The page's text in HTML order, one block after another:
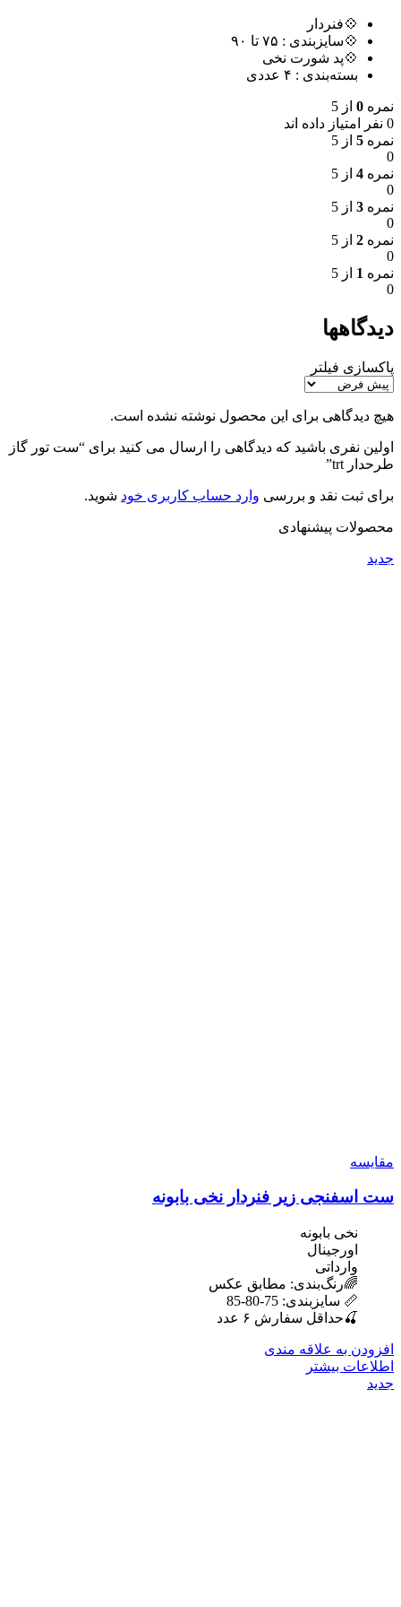
💠فنردار
💠سایزبندی : ٧۵ تا ٩٠
💠پد شورت نخی
بسته‌بندی : ۴ عددی
نمره 0 از 5
0 نفر امتیاز داده اند
نمره 5 از 5
0
نمره 4 از 5
0
نمره 3 از 5
0
نمره 2 از 5
0
نمره 1 از 5
0
دیدگاهها
پاکسازی فیلتر
هیچ دیدگاهی برای این محصول نوشته نشده است.
اولین نفری باشید که دیدگاهی را ارسال می کنید برای “ست تور گاز
طرحدار trt”
برای ثبت نقد و بررسی وارد حساب کاربری خود شوید.
محصولات پیشنهادی
جدید
مقایسه
ست اسفنجی زیر فنردار نخی بابونه
نخی بابونه
اورجینال
وارداتی
🌈رنگ‌بندی: مطابق عکس
📏 سایزبندی: 75-80-85
🍒حداقل سفارش ۶ عدد
افزودن به علاقه مندی
اطلاعات بیشتر
جدید